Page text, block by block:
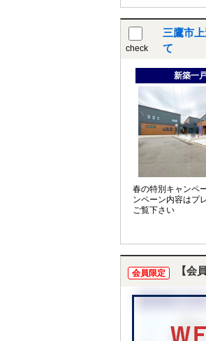
check
三鷹市
て
新築一
春の特別キャンペ
ンペーン内容はプ
ご覧下さい
会員限定 【会